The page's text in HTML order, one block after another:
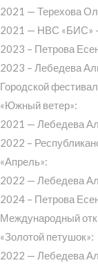
2021 — Терехова
2021 — НВС «БИС»
2023 – Петрова
2023 – Лебедева
Городской
«Южный ветер»:
2021 — Лебедева
2022 –
«Апрель»:
2022 — Лебедева
2024 – Петрова
Международный
«Золотой петушок»:
2022 — Лебедева